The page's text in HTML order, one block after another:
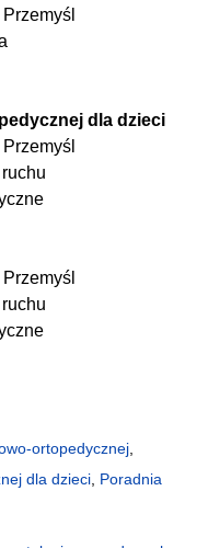
dla dzieci
ortopedycznej
dla dzieci Poradnia